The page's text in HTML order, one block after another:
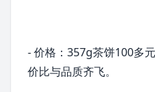
- 价格：357g茶饼100多
价比与品质齐飞。